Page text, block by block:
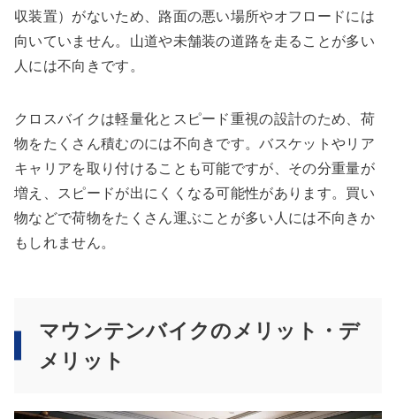
収装置）がないため、路面の悪い場所やオフロードには
向いていません。山道や未舗装の道路を走ることが多い
人には不向きです。
クロスバイクは軽量化とスピード重視の設計のため、荷
物をたくさん積むのには不向きです。バスケットやリア
キャリアを取り付けることも可能ですが、その分重量が
増え、スピードが出にくくなる可能性があります。買い
物などで荷物をたくさん運ぶことが多い人には不向きか
もしれません。
マウンテンバイクのメリット・デ
メリット